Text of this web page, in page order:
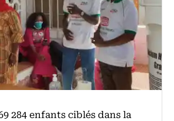
284 enfants ciblés dans la